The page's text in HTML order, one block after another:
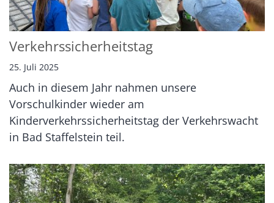
Verkehrssicherheitstag
25. Juli 2025
Auch in diesem Jahr nahmen unsere
Vorschulkinder wieder am
Kinderverkehrssicherheitstag der Verkehrswacht
in Bad Staffelstein teil.